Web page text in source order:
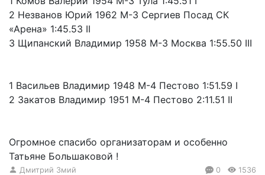
2 Незванов Юрий 1962 М-3 Сергиев Посад СК
«Арена» 1:45.53 II
3 Щипанский Владимир 1958 М-3 Москва 1:55.50 III
1 Васильев Владимир 1948 М-4 Пестово 1:51.59 I
2 Закатов Владимир 1951 М-4 Пестово 2:11.51 II
Огромное спасибо организаторам и особенно
Татьяне Большаковой !
Дмитрий Змий 0 1536